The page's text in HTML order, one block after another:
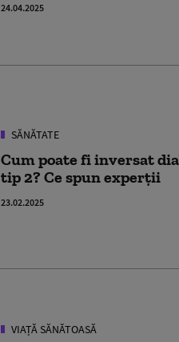
24.04.2025
SĂNĂTATE
Cum poate fi inversat
tip 2? Ce spun experţii
23.02.2025
VIAȚĂ SĂNĂTOASĂ